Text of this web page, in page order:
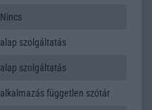
Nincs
alap szolgáltatás
alap szolgáltatás
alkalmazás független szótár